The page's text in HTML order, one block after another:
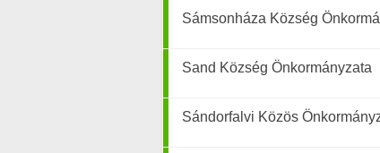
Sámsonháza Község
Sand Község Önkormányzata
Sándorfalvi Közös